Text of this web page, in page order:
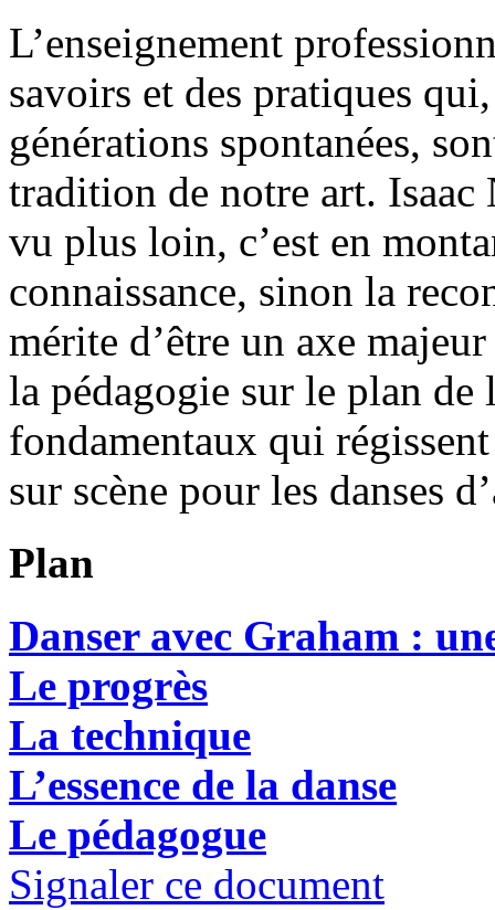
L’enseignement
savoirs et des pratiques
générations spontanées,
tradition de notre art.
vu plus loin, c’est en
connaissance, sinon la
mérite d’être un axe
la pédagogie sur le plan de
fondamentaux qui
sur scène pour les danses
Plan
Danser avec Graham :
Le progrès
La technique
L’essence de la danse
Le pédagogue
Signaler ce document